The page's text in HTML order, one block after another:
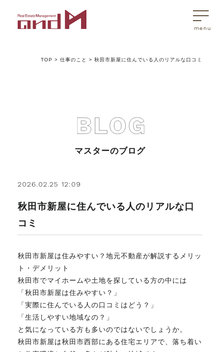
トップページ
アンドエムが選ばれる理由
不動産売買Q&A
マスターおすすめ物件
会社概要
スタッフ紹介
TOP >仕事のこと >秋田市新屋に住んでいる人のリアルな口コミ
マスターのブログ
2026.02.25 12:09
秋田市新屋に住んでいる人のリアルな口
コミ
秋田市新屋は住みやすい？地元不動産が解説するメリッ
ト・デメリット
秋田市でマイホームや土地を探している方の中には
「秋田市新屋は住みやすい？」
「実際に住んでいる人の口コミはどう？」
「生活しやすい地域なの？」
と気になっている方も多いのではないでしょうか。
秋田市新屋は秋田市西部にある住宅エリアで、落ち着い